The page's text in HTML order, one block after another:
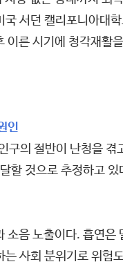
서던 캘리포니아대
이른 시기에 청각재활
인
구의 절반이 난청을
할 것으로 추정하고
소음 노출이다. 흡연
사회 분위기로 위험